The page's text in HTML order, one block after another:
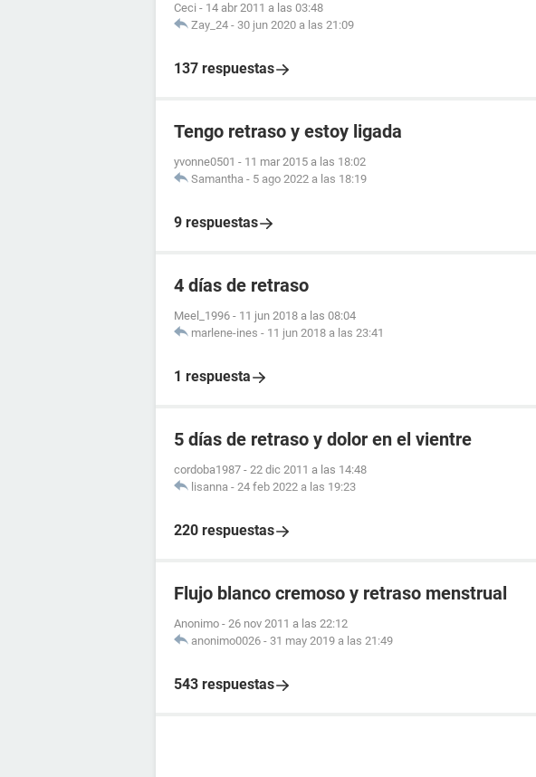
Ceci - 14 abr 2011 a las 03:48
Zay_24 - 30 jun 2020 a las 21:09
137 respuestas
Tengo retraso y estoy ligada
yvonne0501 - 11 mar 2015 a las 18:02
Samantha - 5 ago 2022 a las 18:19
9 respuestas
4 días de retraso
Meel_1996 - 11 jun 2018 a las 08:04
marlene-ines - 11 jun 2018 a las 23:41
1 respuesta
5 días de retraso y dolor en el vientre
cordoba1987 - 22 dic 2011 a las 14:48
lisanna - 24 feb 2022 a las 19:23
220 respuestas
Flujo blanco cremoso y retraso menstrual
Anonimo - 26 nov 2011 a las 22:12
anonimo0026 - 31 may 2019 a las 21:49
543 respuestas